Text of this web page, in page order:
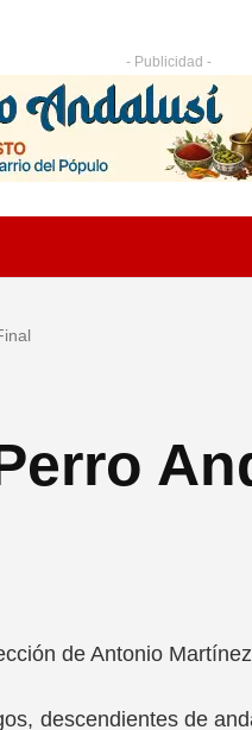
- Publicidad -
de Antonio
descendientes de